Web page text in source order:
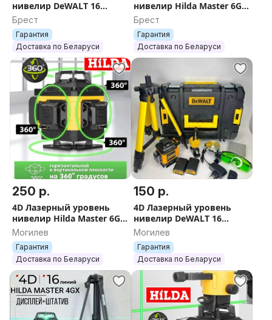
нивелир DeWALT 16
линий зелёный луч
самонивелир лазер
Брест
Гарантия
Доставка по Беларуси
нивелир Hilda Master 6GX
нивилир лазер зелёный
луч самонивелир
Брест
Гарантия
Доставка по Беларуси
250 р.
4D Лазерный уровень
нивелир Hilda Master 6GX
нивилир лазер зелёный
луч самонивелир
Могилев
Гарантия
Доставка по Беларуси
150 р.
4D Лазерный уровень
нивелир DeWALT 16
линий зелёный луч
самонивелир лазер
Могилев
Гарантия
Доставка по Беларуси